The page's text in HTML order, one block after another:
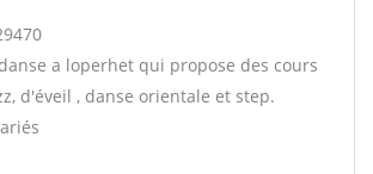
a loperhet qui propose des cours
d'éveil , danse orientale et step.